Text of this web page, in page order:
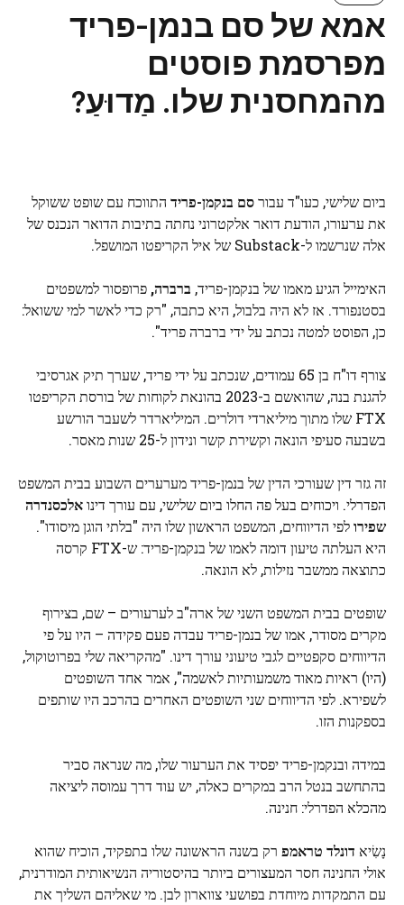
אמא של סם בנמן-פריד
מפרסמת פוסטים
מהמחסנית שלו. מַדוּעַ?
ביום שלישי, כעו"ד עבורסם בנקמן-פריד התווכח עם שופט ששוקל
את ערעורו, הודעת דואר אלקטרוני נחתה בתיבות הדואר הנכנס של
אלה שנרשמו ל-Substack של איל הקריפטו המושפל.
האימייל הגיע מאמו של בנקמן-פריד, ברברה, פרופסור למשפטים
בסטנפורד. אז לא היה בלבול, היא כתבה, "רק כדי לאשר למי ששואל:
כן, הפוסט למטה נכתב על ידי ברברה פריד".
צורף דו"ח בן 65 עמודים, שנכתב על ידי פריד, שערך תיק אגרסיבי
להגנת בנה, שהואשם ב-2023 בהונאת לקוחות של בורסת הקריפטו
FTX שלו מתוך מיליארדי דולרים. המיליארדר לשעבר הורשע
בשבעה סעיפי הונאה וקשירת קשר ונידון ל-25 שנות מאסר.
זה גזר דין שעורכי הדין של בנמן-פריד מערערים השבוע בבית המשפט
הפדרלי. ויכוחים בעל פה החלו ביום שלישי, עם עורך דינואלכסנדרה
שפירולפי הדיווחים, המשפט הראשון שלו היה "בלתי הוגן מיסודו".
היא העלתה טיעון דומה לאמו של בנקמן-פריד: ש-FTX קרסה
כתוצאה ממשבר נזילות, לא הונאה.
שופטים בבית המשפט השני של ארה"ב לערעורים – שם, בצירוף
מקרים מסודר, אמו של בנמן-פריד עבדה פעם פקידה – היו על פי
הדיווחים סקפטיים לגבי טיעוני עורך דינו. "מהקריאה שלי בפרוטוקול,
(היו) ראיות מאוד משמעותיות לאשמה", אמר אחד השופטים
לשפירא. לפי הדיווחים שני השופטים האחרים בהרכב היו שותפים
בספקנות הזו.
במידה ובנקמן-פריד יפסיד את הערעור שלו, מה שנראה סביר
בהתחשב בנטל הרב במקרים כאלה, יש עוד דרך עמוסה ליציאה
מהכלא הפדרלי: חנינה.
נָשִׂיא דונלד טראמפ רק בשנה הראשונה שלו בתפקיד, הוכיח שהוא
אולי החנינה חסר המעצורים ביותר בהיסטוריה הנשיאותית המודרנית,
עם התמקדות מיוחדת בפושעי צווארון לבן. מי שאליהם השליך את